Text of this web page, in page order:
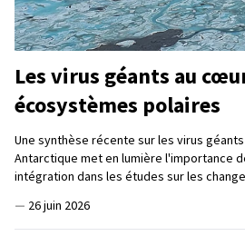
Les virus géants au
écosystèmes polaires
Une synthèse récente sur les virus
Antarctique met en lumière l'importance
intégration dans les études sur les
— 26 juin 2026